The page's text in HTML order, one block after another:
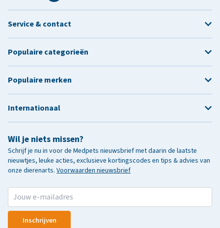
Wil je niets missen?
Schrijf je nu in voor de Medpets nieuwsbrief met daarin de laatste
nieuwtjes, leuke acties, exclusieve kortingscodes en tips & advies van
onze dierenarts. Voorwaarden nieuwsbrief
Inschrijven
Service & contact
Populaire categorieën
Populaire merken
Internationaal